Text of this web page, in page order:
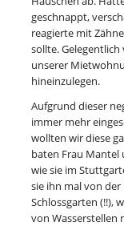
geschnappt,
reagierte mit
sollte.
unserer
hineinzulegen.
Aufgrund dieser
immer mehr
wollten wir diese
baten Frau Mantel
wie sie im
sie ihn mal von der
Schlossgarten (!!),
von Wasserstellen